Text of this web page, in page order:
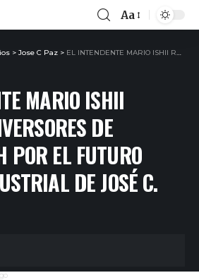
Aa
> Jose C Paz > EL INTENDENTE MARIO ISHII RECIBIÓ A INVERSORES DE BANGLADESH POR EL FUTURO PARQUE INDUSTRIAL DE JOSÉ C. PAZ
MARIO ISHII
DE
POR EL FUTURO
DE JOSÉ C.